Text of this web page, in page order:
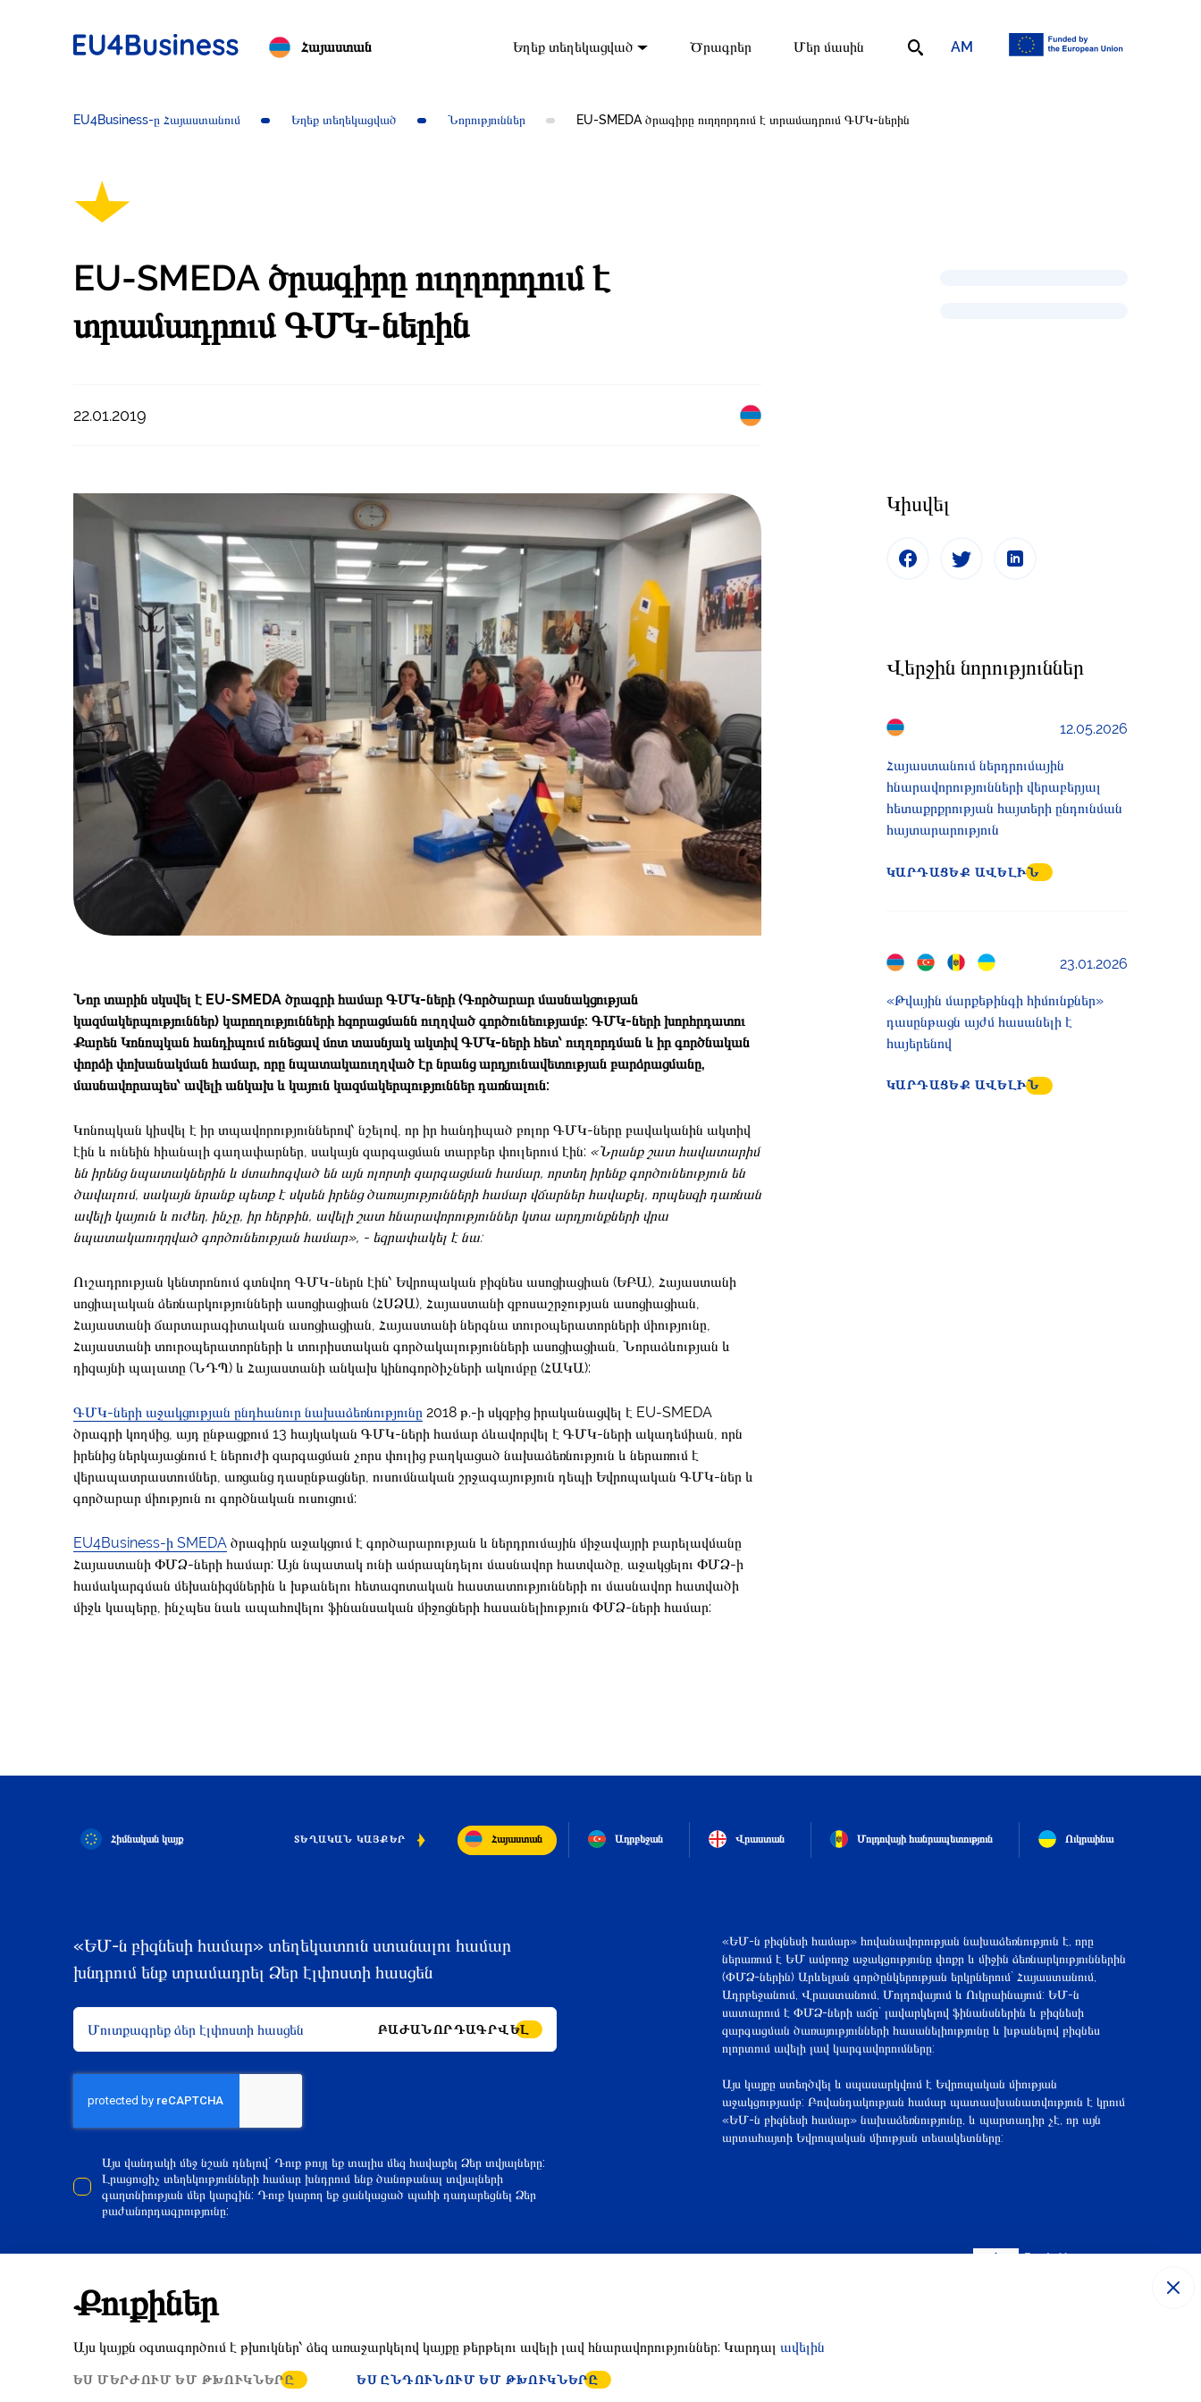
EU4Business-ը Հայաստանում Եղեք տեղեկացված Նորություններ EU-SMEDA ծրագիրը ուղղորդում է տրամադրում ԳՄԿ-ներին
EU-SMEDA ծրագիրը ուղղորդում է
տրամադրում ԳՄԿ-ներին
22.01.2019
Նոր տարին սկսվել է EU-SMEDA ծրագրի համար ԳՄԿ-ների (Գործարար մասնակցության
կազմակերպություններ) կարողությունների հզորացմանն ուղղված գործունեությամբ: ԳՄԿ-ների խորհրդատու
Քարեն Կոնոպկան հանդիպում ունեցավ մոտ տասնյակ ակտիվ ԳՄԿ-ների հետ՝ ուղղորդման և իր գործնական
փորձի փոխանակման համար, որը նպատակաուղղված էր նրանց արդյունավետության բարձրացմանը,
մասնավորապես՝ ավելի անկախ և կայուն կազմակերպություններ դառնալուն:
Կոնոպկան կիսվել է իր տպավորություններով՝ նշելով, որ իր հանդիպած բոլոր ԳՄԿ-ները բավականին ակտիվ
էին և ունեին հիանալի գաղափարներ, սակայն զարգացման տարբեր փուլերում էին: «Նրանք շատ հավատարիմ
են իրենց նպատակներին և մտահոգված են այն ոլորտի զարգացման համար, որտեղ իրենք գործունեություն են
ծավալում, սակայն նրանք պետք է սկսեն իրենց ծառայությունների համար վճարներ հավաքել, որպեսզի դառնան
ավելի կայուն և ուժեղ, ինչը, իր հերթին, ավելի շատ հնարավորություններ կտա արդյունքների վրա
նպատակաուղղված գործունեության համար», - եզրափակել է նա:
Ուշադրության կենտրոնում գտնվող ԳՄԿ-ներն էին՝ Եվրոպական բիզնես ասոցիացիան (ԵԲԱ), Հայաստանի
սոցիալական ձեռնարկությունների ասոցիացիան (ՀՍՁԱ), Հայաստանի զբոսաշրջության ասոցիացիան,
Հայաստանի ճարտարագիտական ասոցիացիան, Հայաստանի ներգնա տուրօպերատորների միությունը,
Հայաստանի տուրօպերատորների և տուրիստական գործակալությունների ասոցիացիան, Նորաձևության և
դիզայնի պալատը (ՆԴՊ) և Հայաստանի անկախ կինոգործիչների ակումբը (ՀԱԿԱ):
ԳՄԿ-ների աջակցության ընդհանուր նախաձեռնությունը 2018 թ.-ի սկզբից իրականացվել է EU-SMEDA
ծրագրի կողմից, այդ ընթացքում 13 հայկական ԳՄԿ-ների համար ձևավորվել է ԳՄԿ-ների ակադեմիան, որն
իրենից ներկայացնում է ներուժի զարգացման չորս փուլից բաղկացած նախաձեռնություն և ներառում է
վերապատրաստումներ, առցանց դասընթացներ, ուսումնական շրջագայություն դեպի Եվրոպական ԳՄԿ-ներ և
գործարար միություն ու գործնական ուսուցում:
EU4Business-ի SMEDA ծրագիրն աջակցում է գործարարության և ներդրումային միջավայրի բարելավմանը
Հայաստանի ՓՄՁ-ների համար: Այն նպատակ ունի ամրապնդելու մասնավոր հատվածը, աջակցելու ՓՄՁ-ի
համակարգման մեխանիզմներին և խթանելու հետազոտական հաստատությունների ու մասնավոր հատվածի
միջև կապերը, ինչպես նաև ապահովելու ֆինանսական միջոցների հասանելիություն ՓՄՁ-ների համար:
Կիսվել
Վերջին նորություններ
12.05.2026
Հայաստանում ներդրումային
հնարավորությունների վերաբերյալ
հետաքրքրության հայտերի ընդունման
հայտարարություն
ԿԱՐԴԱՑԵՔ ԱՎԵԼԻՆ
23.01.2026
«Թվային մարքեթինգի հիմունքներ»
դասընթացն այժմ հասանելի է
հայերենով
ԿԱՐԴԱՑԵՔ ԱՎԵԼԻՆ
Հայաստան Եղեք տեղեկացված Ծրագրեր Մեր մասին AM
Հիմնական կայք ՏԵՂԱԿԱՆ ԿԱՅՔԵՐ Հայաստան Ադրբեջան Վրաստան Մոլդովայի հանրապետություն Ուկրաինա
«ԵՄ-ն բիզնեսի համար» տեղեկատուն ստանալու համար
խնդրում ենք տրամադրել Ձեր էլփոստի հասցեն
ԲԱԺԱՆՈՐԴԱԳՐՎԵԼ
Այս վանդակի մեջ նշան դնելով` Դուք թույլ եք տալիս մեզ հավաքել Ձեր տվյալները:
Լրացուցիչ տեղեկությունների համար խնդրում ենք ծանոթանալ տվյալների
գաղտնիության մեր կարգին: Դուք կարող եք ցանկացած պահի դադարեցնել Ձեր
բաժանորդագրությունը:
«ԵՄ-ն բիզնեսի համար» հովանավորության նախաձեռնություն է, որը
ներառում է ԵՄ ամբողջ աջակցությունը փոքր և միջին ձեռնարկություններին
(ՓՄՁ-ներին) Արևելյան գործընկերության երկրներում` Հայաստանում,
Ադրբեջանում, Վրաստանում, Մոլդովայում և Ուկրաինայում: ԵՄ-ն
սատարում է ՓՄՁ-ների աճը` լավարկելով ֆինանսներին և բիզնեսի
զարգացման ծառայությունների հասանելիությունը և խթանելով բիզնես
ոլորտում ավելի լավ կարգավորումները:
Այս կայքը ստեղծվել և սպասարկվում է Եվրոպական միության
աջակցությամբ: Բովանդակության համար պատասխանատվություն է կրում
«ԵՄ-ն բիզնեսի համար» նախաձեռնությունը, և պարտադիր չէ, որ այն
արտահայտի Եվրոպական միության տեսակետները:
Քուքիներ
Այս կայքն օգտագործում է թխուկներ՝ ձեզ առաջարկելով կայքը թերթելու ավելի լավ հնարավորություններ: Կարդալ ավելին
ԵՍ ՄԵՐԺՈՒՄ ԵՄ ԹԽՈՒԿՆԵՐԸ ԵՍ ԸՆԴՈՒՆՈՒՄ ԵՄ ԹԽՈՒԿՆԵՐԸ